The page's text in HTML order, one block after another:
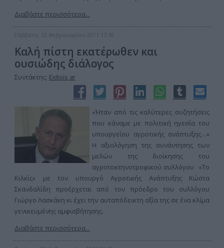
Διαβάστε περισσότερα...
Σάββατο, 12 Φεβρουαρίου 2011 17:10
Καλή πίστη εκατέρωθεν και
ουσιώδης διάλογος
Συντάκτης: Eidisis.gr
«Ήταν από τις καλύτερες συζητήσεις
που κάναμε με πολιτική ηγεσία του
υπουργείου αγροτικής ανάπτυξης…»
Η αξιολόγηση της συνάντησης των
μελών της διοίκησης του
αγροτοκτηνοτροφικού συλλόγου «Το
Κιλκίς» με τον υπουργό Αγροτικής Ανάπτυξης Κώστα
Σκανδαλίδη προέρχεται από τον πρόεδρο του συλλόγου
Γιώργο Λασκάκη κι έχει την αυταπόδεικτη αξία της σε ένα κλίμα
γενικευμένης αμφισβήτησης.
Διαβάστε περισσότερα...